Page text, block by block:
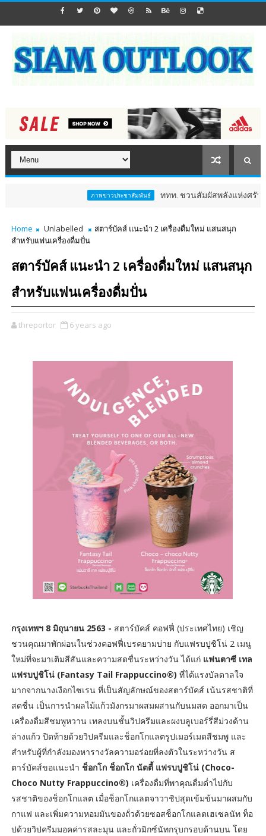
ภาพข่าวประชาสัมพันธ์ ททท. ชวนสัมผัสพลังแห่งศรัทธา ร่วมง
Home Unlabelled
สตาร์บัคส์ แนะนำ 2 เครื่องดื่มใหม่ แสนสนุก
สำหรับแฟนเครื่องดื่มปั่น
สตาร์บัคส์ แนะนำ 2 เครื่องดื่มใหม่ แสนสนุก
สำหรับแฟนเครื่องดื่มปั่น
threportor 6 years ago
กรุงเทพฯ 8 มิถุนายน 2563 - สตาร์บัคส์ คอฟฟี่ (ประเทศไทย) เชิญ
ชวนคุณมาพักผ่อนในช่วงคอฟฟี่เบรคยามบ่าย กับแฟรบปูชิโน่ 2 เมนู
ใหม่ที่จะมาเติมสีสันและความสดชื่นระหว่างวัน ได้แก่ แฟนตาซี เทล
แฟรบปูชิโน่ (Fantasy Tail Frappuccino®) ที่ได้แรงบัลดาลใจ
มากจากนางเงือกไซเรน ที่เป็นสัญลักษณ์ของสตาร์บัคส์ เน้นรสชาติที่
สดชื่น เป็นการนำผลไม้แก้วมังกรมาผสมผสานกับนมสด ออกมาเป็น
เครื่องดื่มสีชมพูหวาน เทลงบนชั้นวิปครีมและผงบลูเบอร์รี่สีม่วงด้าน
ล่างแก้ว ปิดท้ายด้วยวิปครีมและช็อกโกแลตรูปเมอร์เมดสีชมพู และ
สำหรับผู้ที่กำลังมองหารางวัลความอร่อยที่ลงตัวในระหว่างวัน ส
ตาร์บัคส์ขอแนะนำ ช็อกโก ช็อกโก นัตตี้ แฟรบปูชิโน่ (Choco-
Choco Nutty Frappuccino®) เครื่องดื่มที่พาคุณดื่มด่ำไปกับ
รสชาติของช็อกโกแลต เมื่อช็อกโกแลตจาวาชิปสุดเข้มข้นมาผสมกับ
กาแฟ และเพิ่มความหอมมันของถั่วด้วยซอสช็อกโกแลตเฮเซลนัท ท็อ
ปด้วยวิปครีมมอคค่ารสละมุน และถั่วมิกซ์นัทกรุบกรอบด้านบน โดย